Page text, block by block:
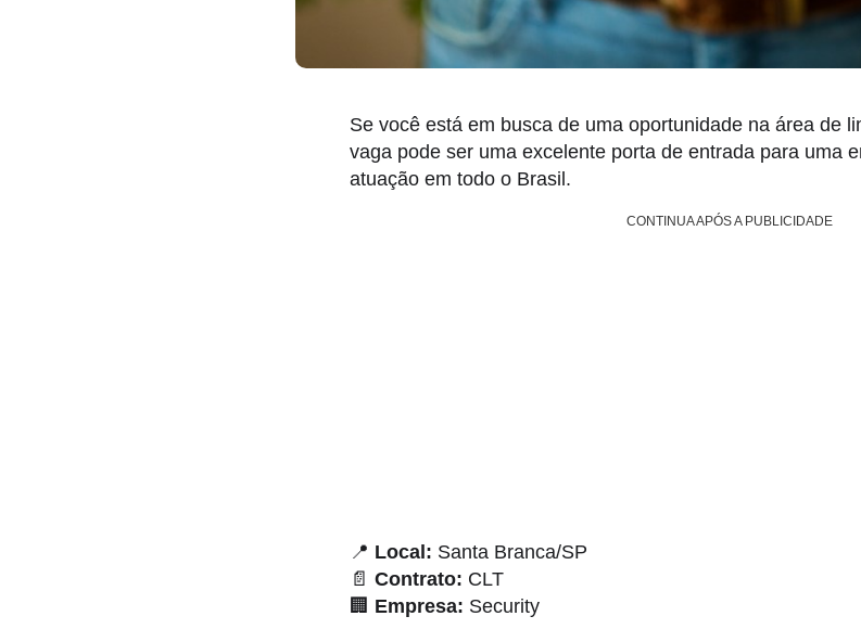
Se você está em busca de uma oportunidade na área de
vaga pode ser uma excelente porta de entrada para uma
atuação em todo o Brasil.
CONTINUA APÓS A PUBLICIDADE
📍 Local: Santa Branca/SP
📄 Contrato: CLT
🏢 Empresa: Security